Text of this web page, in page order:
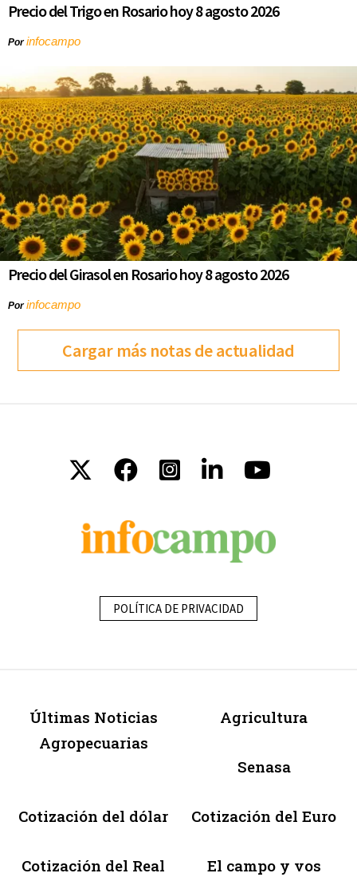
Precio del Trigo en Rosario hoy 8 agosto 2026
Porinfocampo
Precio del Girasol en Rosario hoy 8 agosto 2026
Porinfocampo
Cargar más notas de actualidad
POLÍTICA DE PRIVACIDAD
Últimas Noticias
Agropecuarias
Agricultura
Senasa
Cotización del dólar Cotización del Euro
Cotización del Real El campo y vos